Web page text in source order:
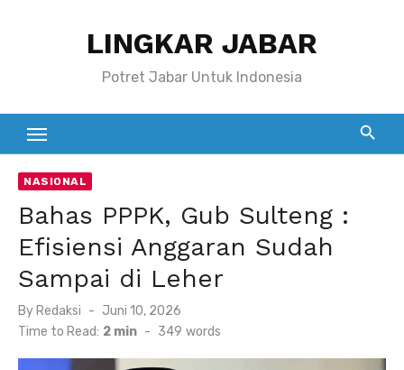
LINGKAR JABAR
Potret Jabar Untuk Indonesia
NASIONAL
Bahas PPPK, Gub Sulteng :
Efisiensi Anggaran Sudah
Sampai di Leher
By Redaksi
Posted
on
Juni 10, 2026
Time to Read: 2 min - 349 words